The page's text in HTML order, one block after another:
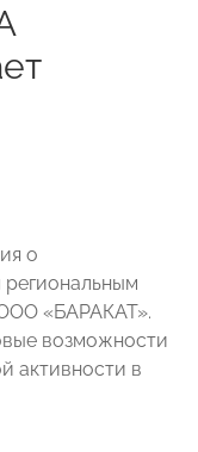
о
«БАРАКАТ».
возможности
активности в